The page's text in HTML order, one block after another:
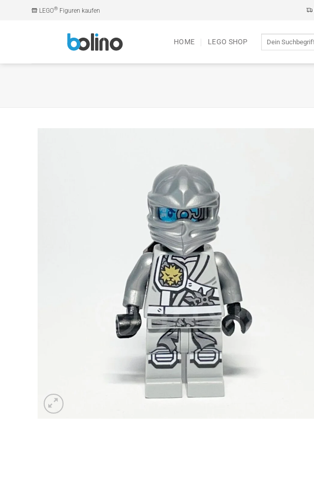
LEGO® Figuren kaufen
HOME LEGO SHOP
Suche